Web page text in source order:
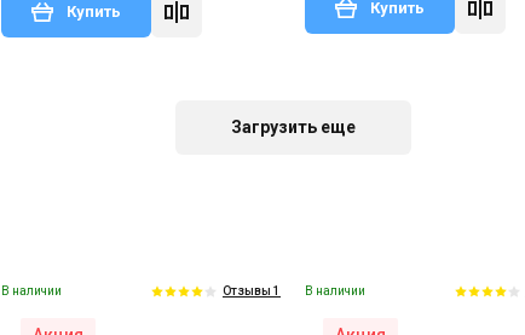
Купить Купить
Загрузить еще
В наличии Отзывы 1 В наличии